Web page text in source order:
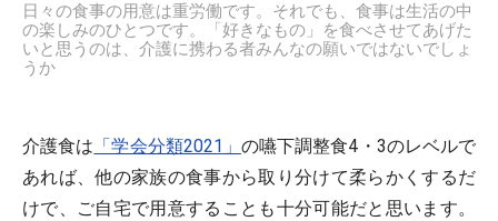
日々の食事の用意は重労働です。それでも、食事は生活の中
の楽しみのひとつです。「好きなもの」を食べさせてあげた
いと思うのは、介護に携わる者みんなの願いではないでしょ
うか
介護食は 「学会分類2021」 の嚥下調整食4・3のレベルで
あれば、他の家族の食事から取り分けて柔らかくするだ
けで、ご自宅で用意することも十分可能だと思います。